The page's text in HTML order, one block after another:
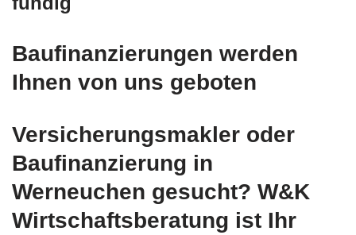
Baufinanzierungen werden
Ihnen von uns geboten
Versicherungsmakler oder
Baufinanzierung in
Werneuchen gesucht? W&K
Wirtschaftsberatung ist Ihr